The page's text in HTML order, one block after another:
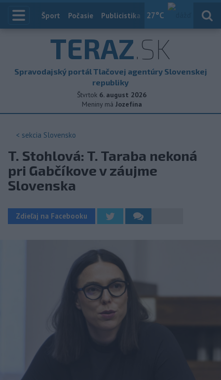
27°C
Index
Šport Počasie Publicistika Slovensko
TERAZ.SK
Spravodajský portál Tlačovej agentúry Slovenskej
republiky
Štvrtok 6. august 2026
Meniny má Jozefína
< sekcia Slovensko
T. Stohlová: T. Taraba nekoná
pri Gabčíkove v záujme
Slovenska
Zdieľaj na Facebooku